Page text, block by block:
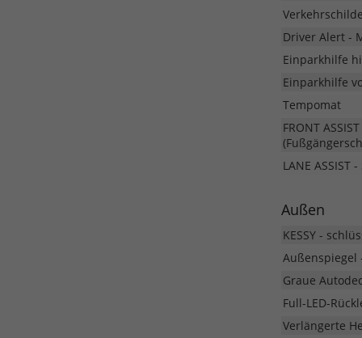
Driver Alert -
Einparkhilfe
Einparkhilfe
Tempomat
FRONT
LANE
Außen
KESSY -
Außenspiegel
Graue
Full-LED-
Verlängerte